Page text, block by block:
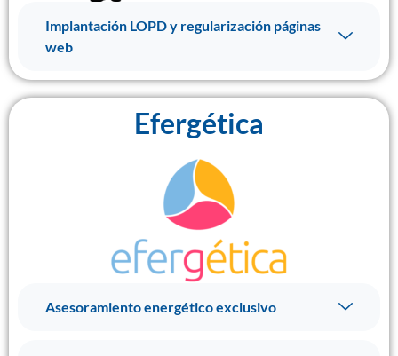
Implantación LOPD y regularización páginas
web
Efergética
Asesoramiento energético exclusivo